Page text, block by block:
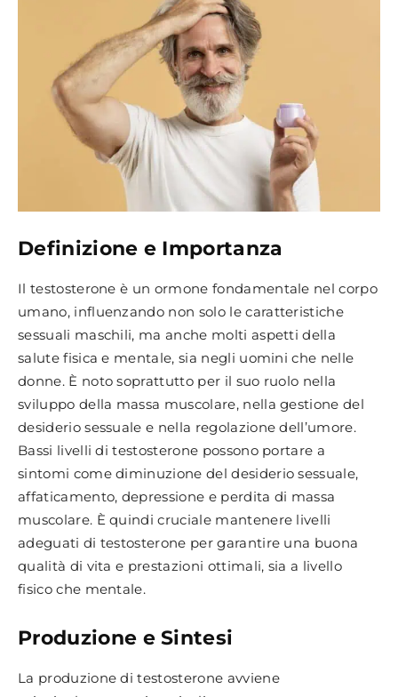
Definizione e Importanza
Il testosterone è un ormone fondamentale nel corpo
umano, influenzando non solo le caratteristiche
sessuali maschili, ma anche molti aspetti della
salute fisica e mentale, sia negli uomini che nelle
donne. È noto soprattutto per il suo ruolo nella
sviluppo della massa muscolare, nella gestione del
desiderio sessuale e nella regolazione dell’umore.
Bassi livelli di testosterone possono portare a
sintomi come diminuzione del desiderio sessuale,
affaticamento, depressione e perdita di massa
muscolare. È quindi cruciale mantenere livelli
adeguati di testosterone per garantire una buona
qualità di vita e prestazioni ottimali, sia a livello
fisico che mentale.
Produzione e Sintesi
La produzione di testosterone avviene